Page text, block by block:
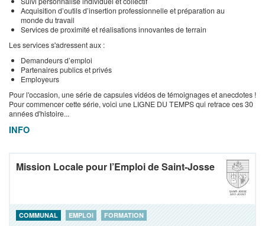
Acquisition d’outils d’insertion professionnelle et préparation au
monde du travail
Services de proximité et réalisations innovantes de terrain
Les services s'adressent aux :
Demandeurs d’emploi
Partenaires publics et privés
Employeurs
Pour l'occasion, une série de capsules vidéos de témoignages et anecdotes !
Pour commencer cette série, voici une LIGNE DU TEMPS qui retrace ces 30
années d'histoire...
INFO
Mission Locale pour l’Emploi de Saint-Josse
COMMUNAL EMPLOI FORMATION